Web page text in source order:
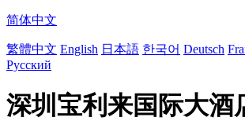
简体中文
繁體中文 English 日本語 한국어 Deutsch
Русский
深圳宝利来国际大酒